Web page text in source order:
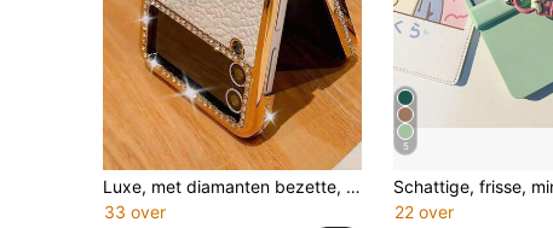
Luxe, met diamanten bezette, ronde telefoonhoes, compatibel met Samsung Galaxy Z Flip 5, Z Flip 6, Z Flip 4, Z Flip 3 5G, modieuze, glanzende, schokbestendige beschermhoes met pailletten, waterdicht, valbestendig en krasbestendig.
33 over
5
22 over